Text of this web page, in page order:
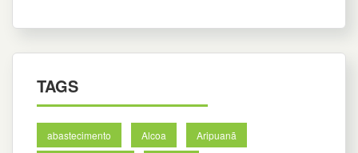
TAGS
abastecimento Alcoa Aripuanã